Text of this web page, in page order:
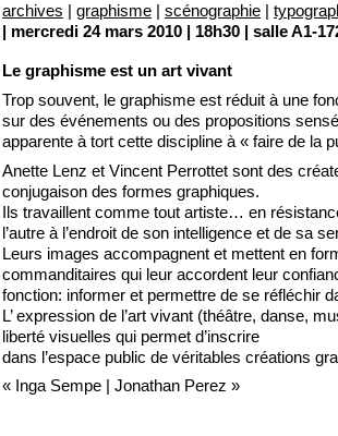
archives | graphisme | scénographie |
| mercredi 24 mars 2010 | 18h30 | salle A1-
Le graphisme est un art vivant
Trop souvent, le graphisme est réduit à une
sur des événements ou des propositions
apparente à tort cette discipline à « faire de la
Anette Lenz et Vincent Perrottet sont des
conjugaison des formes graphiques.
Ils travaillent comme tout artiste… en
l’autre à l’endroit de son intelligence et de sa
Leurs images accompagnent et mettent en
commanditaires qui leur accordent leur
fonction: informer et permettre de se réfléchir
L’ expression de l’art vivant (théâtre, danse,
liberté visuelles qui permet d’inscrire
dans l’espace public de véritables créations
« Inga Sempe | Jonathan Perez »